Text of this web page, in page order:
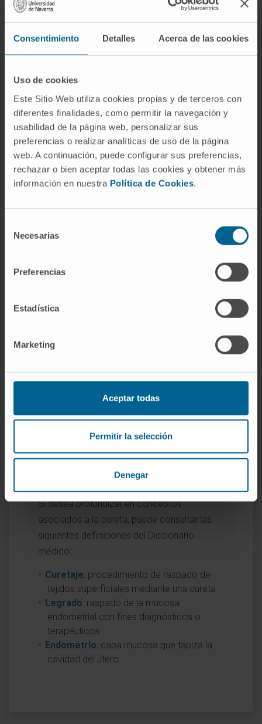
Consentimiento Detalles Acerca de las cookies
Uso de cookies
Este Sitio Web utiliza cookies propias y de terceros con
diferentes finalidades, como permitir la navegación y
usabilidad de la página web, personalizar sus
preferencias o realizar analíticas de uso de la página
web. A continuación, puede configurar sus preferencias,
rechazar o bien aceptar todas las cookies y obtener más
información en nuestra Política de Cookies.
Necesarias
Preferencias
Estadística
Marketing
Aceptar todas
Permitir la selección
Denegar
¿Es lo mismo cureta que curetaje?
No. La cureta es el instrumento; el curetaje es
el procedimiento que se realiza con ella. La
relación es la misma que existe entre un
¿Cuántos tipos de cureta existen?
Depende de la clasificación. Según la forma
del extremo activo, las hay de anillo (asa
abierta con borde cortante), de cuchara
(concavidad cerrada) y fenestradas (con una
óseas, cada una con dimensiones y
deben alcanzar.
Manual MSD (versión para público
ginecológicos.
MedlinePlus en español.
legrado (D y L). Enciclopedia médica.
Mayo Clinic.
Dilatación y legrado
Si desea profundizar en conceptos
asociados a la cureta, puede consultar las
siguientes definiciones del Diccionario
médico:
Curetaje: procedimiento de raspado de
tejidos superficiales mediante una cureta.
Legrado: raspado de la mucosa
endometrial con fines diagnósticos o
terapéuticos.
Endometrio: capa mucosa que tapiza la
cavidad del útero.